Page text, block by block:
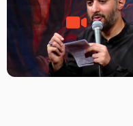
من غلام نوکراتم من عاشق
کربلاتم – شور زمینه – شب هفتم